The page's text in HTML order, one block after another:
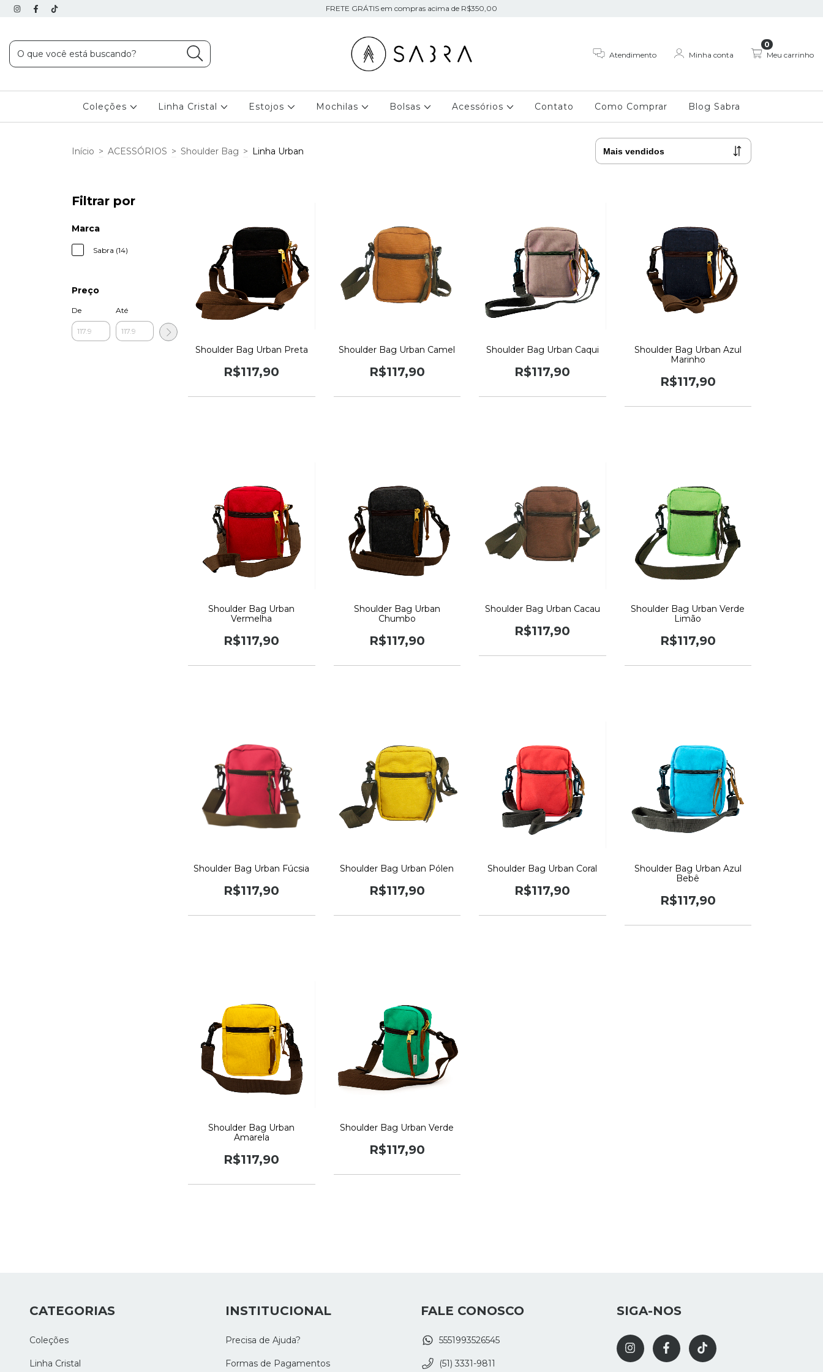
FRETE GRÁTIS em compras acima de R$350,00
Atendimento Minha conta Meu carrinho
0
Coleções Linha Cristal Estojos Mochilas Bolsas Acessórios Contato Como Comprar Blog Sabra
Início > ACESSÓRIOS > Shoulder Bag > Linha Urban
Filtrar por
Marca
Sabra (14)
Preço
De Até
Shoulder Bag Urban Preta
R$117,90
Shoulder Bag Urban Camel
R$117,90
Shoulder Bag Urban Caqui
R$117,90
Shoulder Bag Urban Azul
Marinho
R$117,90
Shoulder Bag Urban
Vermelha
R$117,90
Shoulder Bag Urban
Chumbo
R$117,90
Shoulder Bag Urban Cacau
R$117,90
Shoulder Bag Urban Verde
Limão
R$117,90
Shoulder Bag Urban Fúcsia
R$117,90
Shoulder Bag Urban Pólen
R$117,90
Shoulder Bag Urban Coral
R$117,90
Shoulder Bag Urban Azul
Bebê
R$117,90
Shoulder Bag Urban
Amarela
R$117,90
Shoulder Bag Urban Verde
R$117,90
CATEGORIAS
Coleções
Linha Cristal
INSTITUCIONAL
Precisa de Ajuda?
Formas de Pagamentos
FALE CONOSCO
5551993526545
(51) 3331-9811
SIGA-NOS